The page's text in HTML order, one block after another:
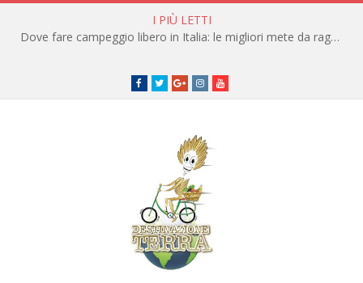
I PIÙ LETTI
Dove fare campeggio libero in Italia: le migliori mete da raggiungere in traghetto
Facebook
TwitterGoogle+instagramyoutube